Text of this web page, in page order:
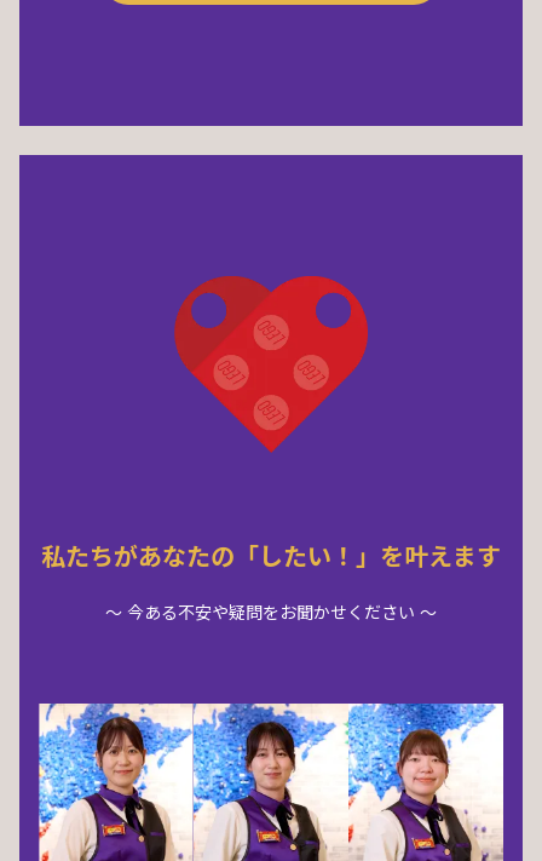
私たちがあなたの「したい！」を叶えます
～ 今ある不安や疑問をお聞かせください ～